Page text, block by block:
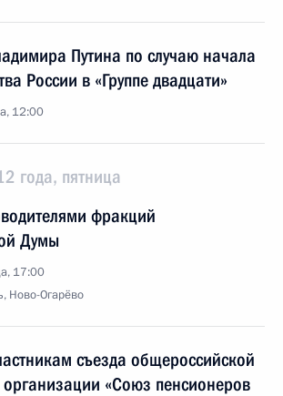
Путина по случаю начала
России в «Группе двадцати»
12:00
года, пятница
фракций
Думы
17:00
Ново-Огарёво
съезда общероссийской
«Союз пенсионеров